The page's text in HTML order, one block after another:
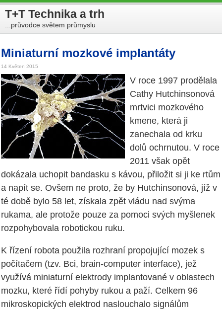
T+T Technika a trh
...průvodce světem průmyslu
Miniaturní mozkové implantáty
14 Květen 2015
V roce 1997 prodělala
Cathy Hutchinsonová
mrtvici mozkového
kmene, která ji
zanechala od krku
dolů ochrnutou. V roce
2011 však opět
dokázala uchopit bandasku s kávou, přiložit si ji ke rtům
a napít se. Ovšem ne proto, že by Hutchinsonová, jíž v
té době bylo 58 let, získala zpět vládu nad svýma
rukama, ale protože pouze za pomoci svých myšlenek
rozpohybovala robotickou ruku.
K řízení robota použila rozhraní propojující mozek s
počítačem (tzv. Bci, brain-computer interface), jež
využívá miniaturní elektrody implantované v oblastech
mozku, které řídí pohyby rukou a paží. Celkem 96
mikroskopických elektrod naslouchalo signálům